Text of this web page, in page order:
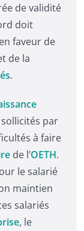
de validité
doit
faveur de
de la
.
par
à faire
de l’OETH.
le salarié
maintien
salariés
, le